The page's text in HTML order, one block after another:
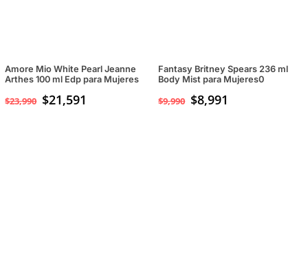
Amore Mio White Pearl Jeanne
Arthes 100 ml Edp para Mujeres
$23,990 $21,591
Fantasy Britney Spears 236 ml
Body Mist para Mujeres0
$9,990 $8,991